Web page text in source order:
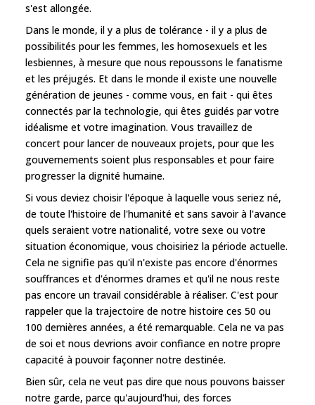
s'est allongée.
Dans le monde, il y a plus de tolérance - il y a plus de
possibilités pour les femmes, les homosexuels et les
lesbiennes, à mesure que nous repoussons le fanatisme
et les préjugés. Et dans le monde il existe une nouvelle
génération de jeunes - comme vous, en fait - qui êtes
connectés par la technologie, qui êtes guidés par votre
idéalisme et votre imagination. Vous travaillez de
concert pour lancer de nouveaux projets, pour que les
gouvernements soient plus responsables et pour faire
progresser la dignité humaine.
Si vous deviez choisir l'époque à laquelle vous seriez né,
de toute l'histoire de l'humanité et sans savoir à l'avance
quels seraient votre nationalité, votre sexe ou votre
situation économique, vous choisiriez la période actuelle.
Cela ne signifie pas qu'il n'existe pas encore d'énormes
souffrances et d'énormes drames et qu'il ne nous reste
pas encore un travail considérable à réaliser. C'est pour
rappeler que la trajectoire de notre histoire ces 50 ou
100 dernières années, a été remarquable. Cela ne va pas
de soi et nous devrions avoir confiance en notre propre
capacité à pouvoir façonner notre destinée.
Bien sûr, cela ne veut pas dire que nous pouvons baisser
notre garde, parce qu'aujourd'hui, des forces